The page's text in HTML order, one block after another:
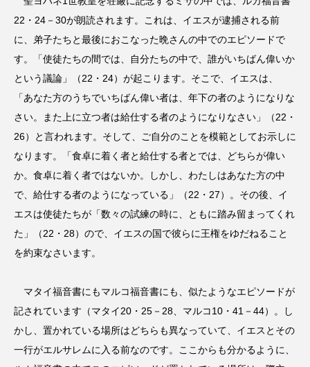
22・24－30が朗読されます。これは、イエスが逮捕される前
に、弟子たちと最後におこなった晩さんの中でのエピソードで
す。「使徒たちの間では、自分たちの中で、誰がいちばん偉いか
という議論」（22・24）が起こります。そこで、イエスは、
「あなた方のうちでいちばん偉い者は、年下の者のようになりな
さい。また上に立つ者は給仕する者のようになりなさい」（22・
26）と言われます。そして、ご自分のことを模範としてお示しに
なります。「食卓に着く者と給仕する者とでは、どちらが偉い
か。食卓に着く者ではないか。しかし、わたしはあなた方の中
で、給仕する者のようになっている」（22・27）。その後、イ
エスは使徒たちが「数々の試練の時に、ともに踏み留まってくれ
た」（22・28）ので、イエスの国で彼らに王権をゆだねること
を約束なさいます。
マタイ福音書にもマルコ福音書にも、似たようなエピソードが
記されています（マタイ20・25－28、マルコ10・41－44）。し
かし、置かれている場所はどちらも異なっていて、イエスとその
一行がエルサレムに入る前なのです。ここからも分かるように、